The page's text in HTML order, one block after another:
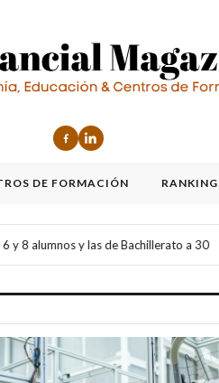
DE FORMACIÓN
Bachillerato a 30 ●El BOE publica